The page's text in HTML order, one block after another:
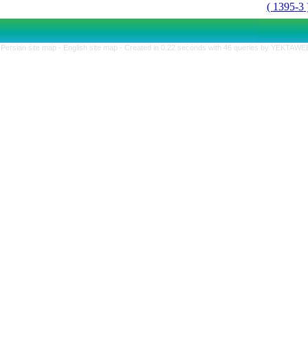
برگشت به فهرست نسخه ها